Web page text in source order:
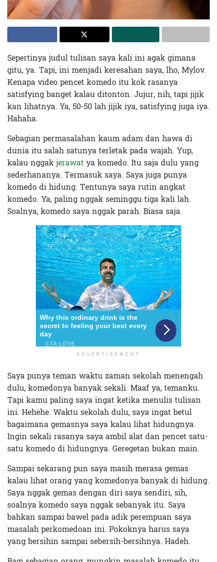
Sepertinya judul tulisan saya kali ini agak gimana
gitu, ya. Tapi, ini menjadi keresahan saya, lho, Mylov.
Kenapa video pencet komedo itu kok rasanya
satisfying banget kalau ditonton. Jujur, nih, tapi jijik
kan lihatnya. Ya, 50-50 lah jijik iya, satisfying juga iya.
Hahaha.
Sebagian permasalahan kaum adam dan hawa di
dunia itu salah satunya terletak pada wajah. Yup,
kalau nggakjerawatya komedo. Itu saja dulu yang
sederhananya. Termasuk saya. Saya juga punya
komedo di hidung. Tentunya saya rutin angkat
komedo. Ya, paling nggak seminggu tiga kali lah.
Soalnya, komedo saya nggak parah. Biasa saja.
ADVERTISEMENT
Saya punya teman waktu zaman sekolah menengah
dulu, komedonya banyak sekali. Maaf ya, temanku.
Tapi kamu paling saya ingat ketika menulis tulisan
ini. Hehehe. Waktu sekolah dulu, saya ingat betul
bagaimana gemasnya saya kalau lihat hidungnya.
Ingin sekali rasanya saya ambil alat dan pencet satu-
satu komedo di hidungnya. Geregetan bukan main.
Sampai sekarang pun saya masih merasa gemas
kalau lihat orang yang komedonya banyak di hidung.
Saya nggak gemas dengan diri saya sendiri, sih,
soalnya komedo saya nggak sebanyak itu. Saya
bahkan sampai bawel pada adik perempuan saya
masalah perkomedoan ini. Pokoknya harus saya
yang bersihin sampai sebersih-bersihnya. Hadeh.